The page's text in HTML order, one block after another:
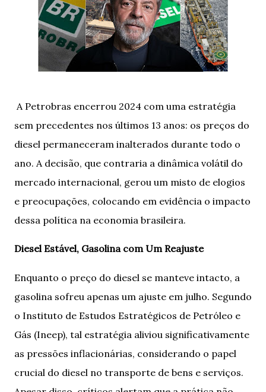
A Petrobras encerrou 2024 com uma estratégia
sem precedentes nos últimos 13 anos: os preços do
diesel permaneceram inalterados durante todo o
ano. A decisão, que contraria a dinâmica volátil do
mercado internacional, gerou um misto de elogios
e preocupações, colocando em evidência o impacto
dessa política na economia brasileira.
Diesel Estável, Gasolina com Um Reajuste
Enquanto o preço do diesel se manteve intacto, a
gasolina sofreu apenas um ajuste em julho. Segundo
o Instituto de Estudos Estratégicos de Petróleo e
Gás (Ineep), tal estratégia aliviou significativamente
as pressões inflacionárias, considerando o papel
crucial do diesel no transporte de bens e serviços.